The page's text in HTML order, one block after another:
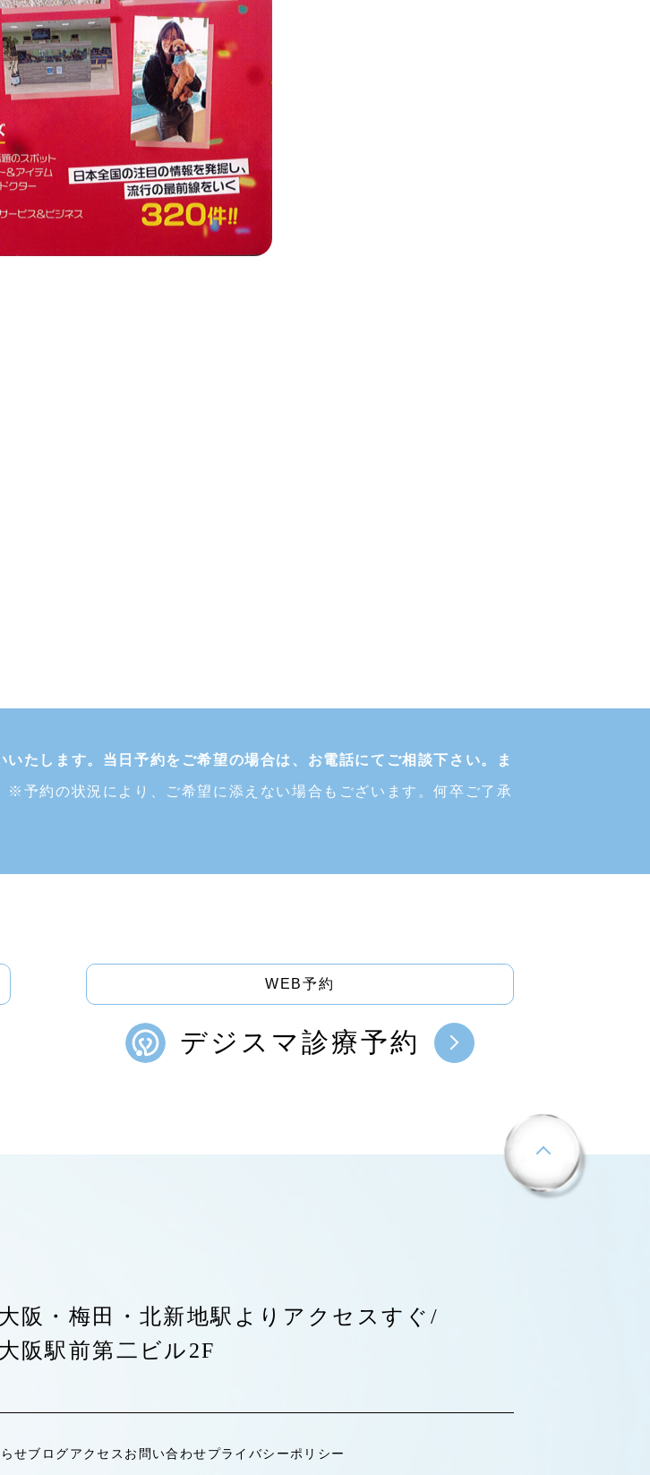
いたします。当日予約をご希望の場合は、お電話にてご相談下さい。ま
※予約の状況により、ご希望に添えない場合もございます。何卒ご了承
WEB予約
デジスマ診療予約
大阪・梅田・北新地駅よりアクセスすぐ/
大阪駅前第二ビル2F
せブログアクセス お問い合わせプライバシーポリシー